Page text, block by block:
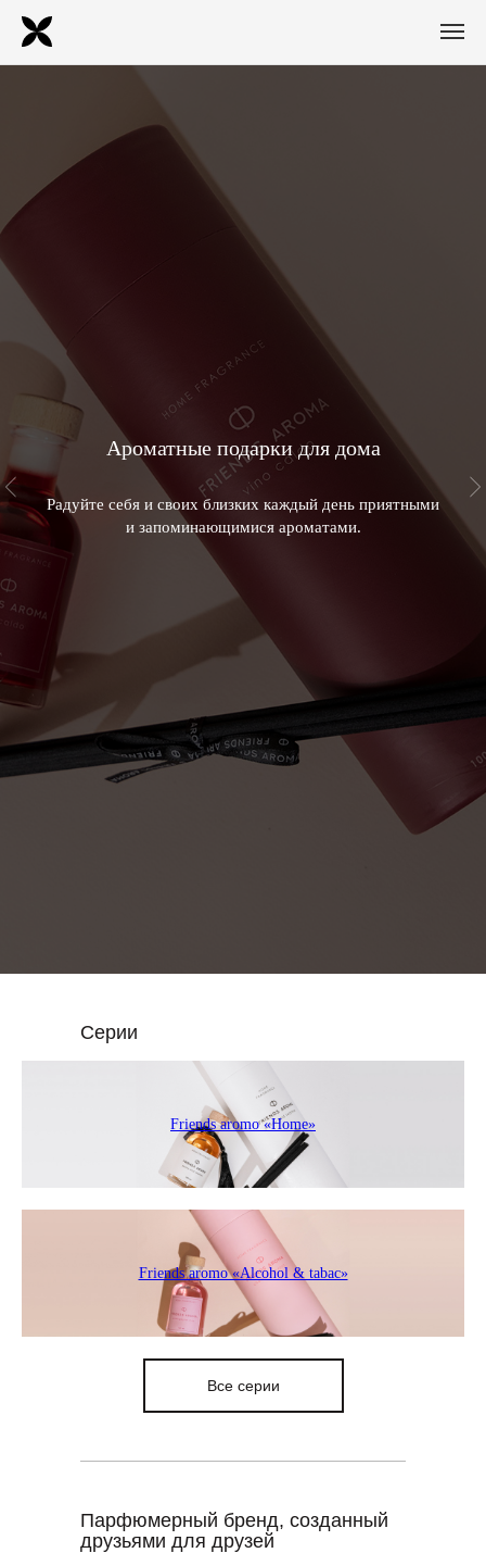
Ароматные подарки для дома
Радуйте себя и своих близких каждый день приятными
и запоминающимися ароматами.
Серии
Friends aromo «Home»
Friends aromo «Alcohol & tabac»
Все серии
Парфюмерный бренд, созданный
друзьями для друзей